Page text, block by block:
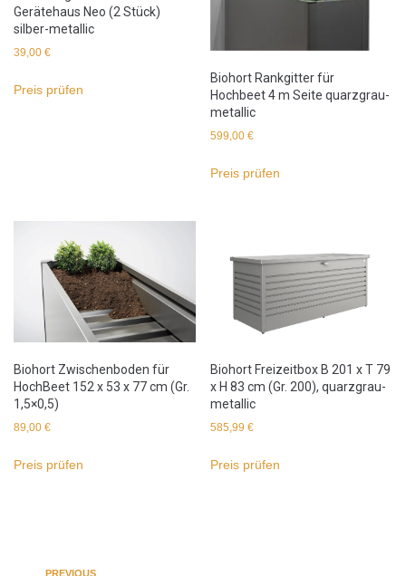
Gerätehaus Neo (2 Stück)
silber-metallic
39,00 €
Preis prüfen
Biohort Rankgitter für
Hochbeet 4 m Seite quarzgrau-
metallic
599,00€
Preis prüfen
Biohort Zwischenboden für
HochBeet 152 x 53 x 77 cm (Gr.
1,5×0,5)
89,00 €
Preis prüfen
Biohort Freizeitbox B 201 x T 79
x H 83 cm (Gr. 200), quarzgrau-
metallic
585,99€
Preis prüfen
PREVIOUS